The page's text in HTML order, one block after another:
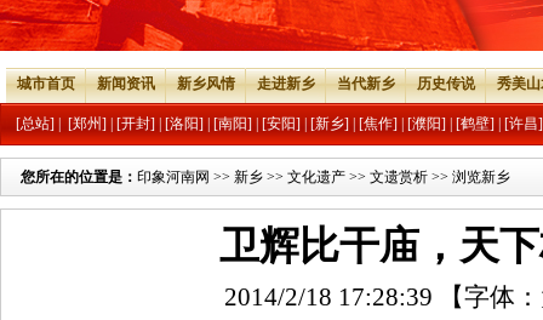
城市首页 新闻资讯 新乡风情 走进新乡 当代新乡 历史传说 秀美
[总站] [郑州] [开封] [洛阳] [南阳] [安阳] [新乡] [焦作] [濮阳] [鹤壁] [许昌]
您所在的位置是： 印象河南网 >> 新乡 >> 文化遗产 >> 文遗赏析 >> 浏览新乡
卫辉比干庙，天
2014/2/18 17:28:39 【字体：